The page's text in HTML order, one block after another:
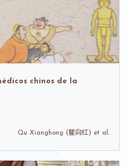
chinos de la
Qu Xianghong (瞿向红) et al.